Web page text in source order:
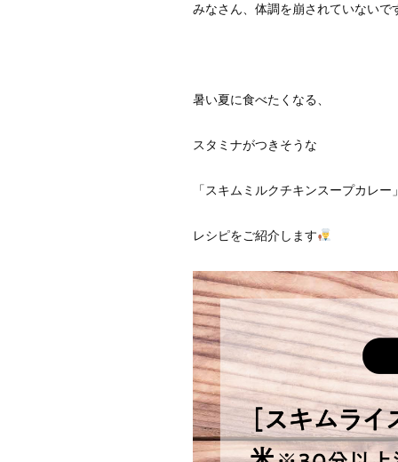
みなさん、体調を崩されていないで
暑い夏に食べたくなる、
スタミナがつきそうな
「スキムミルクチキンスープカレー
レシピをご紹介します